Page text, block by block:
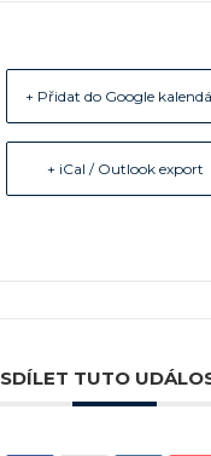
+ Přidat do Google
+ iCal / Outlook export
SDÍLET TUTO